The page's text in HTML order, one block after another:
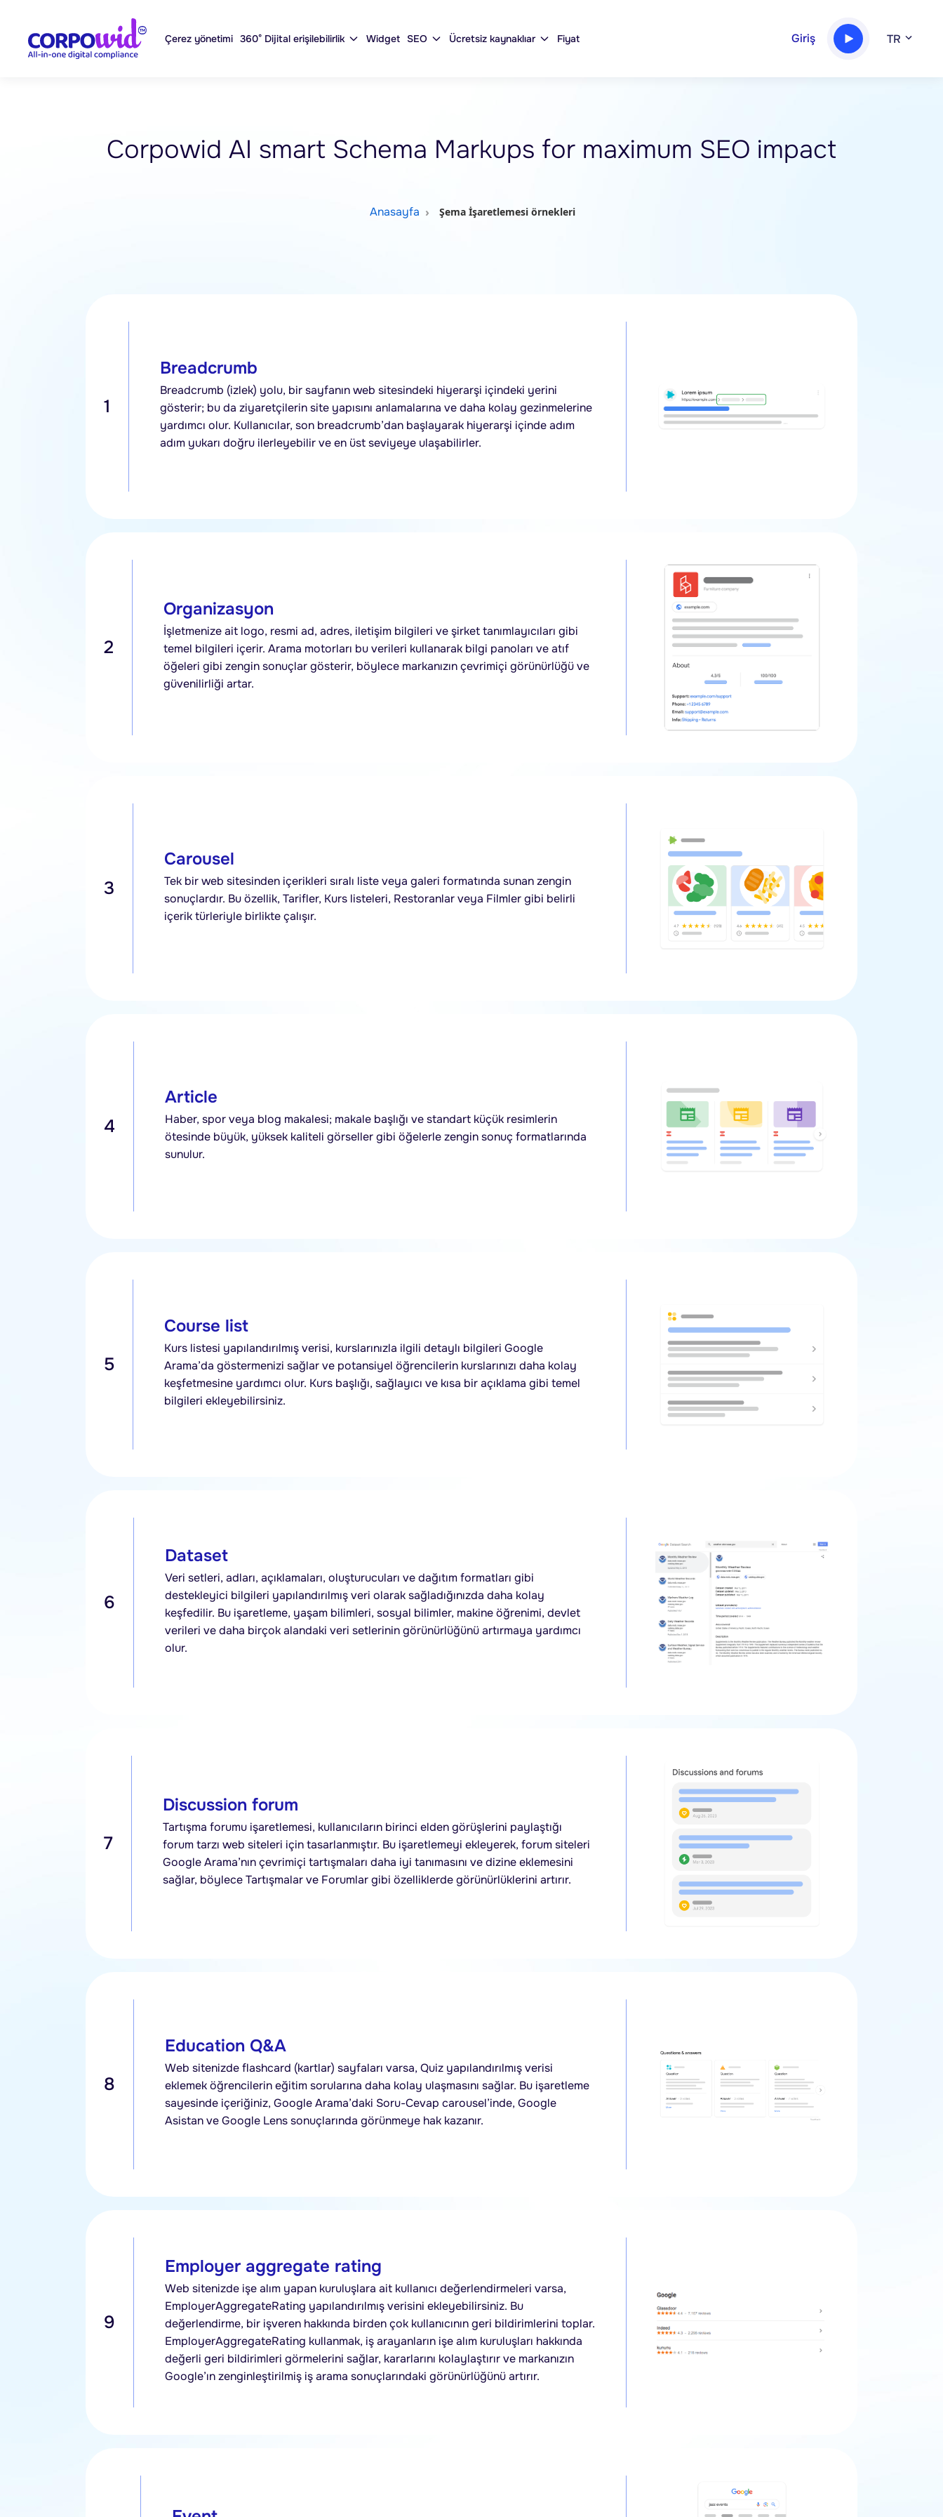
Çerez yönetimi 360° Dijital erişilebilirlik Widget SEO Ücretsiz kaynaklıar Fiyat Giriş TR
Corpowid AI smart Schema Markups for maximum SEO impact
Anasayfa Şema İşaretlemesi örnekleri
1
Breadcrumb
Breadcrumb (izlek) yolu, bir sayfanın web sitesindeki hiyerarşi içindeki yerini
gösterir; bu da ziyaretçilerin site yapısını anlamalarına ve daha kolay gezinmelerine
yardımcı olur. Kullanıcılar, son breadcrumb’dan başlayarak hiyerarşi içinde adım
adım yukarı doğru ilerleyebilir ve en üst seviyeye ulaşabilirler.
2
Organizasyon
İşletmenize ait logo, resmi ad, adres, iletişim bilgileri ve şirket tanımlayıcıları gibi
temel bilgileri içerir. Arama motorları bu verileri kullanarak bilgi panoları ve atıf
öğeleri gibi zengin sonuçlar gösterir, böylece markanızın çevrimiçi görünürlüğü ve
güvenilirliği artar.
3
Carousel
Tek bir web sitesinden içerikleri sıralı liste veya galeri formatında sunan zengin
sonuçlardır. Bu özellik, Tarifler, Kurs listeleri, Restoranlar veya Filmler gibi belirli
içerik türleriyle birlikte çalışır.
4
Article
Haber, spor veya blog makalesi; makale başlığı ve standart küçük resimlerin
ötesinde büyük, yüksek kaliteli görseller gibi öğelerle zengin sonuç formatlarında
sunulur.
5
Course list
Kurs listesi yapılandırılmış verisi, kurslarınızla ilgili detaylı bilgileri Google
Arama’da göstermenizi sağlar ve potansiyel öğrencilerin kurslarınızı daha kolay
keşfetmesine yardımcı olur. Kurs başlığı, sağlayıcı ve kısa bir açıklama gibi temel
bilgileri ekleyebilirsiniz.
6
Dataset
Veri setleri, adları, açıklamaları, oluşturucuları ve dağıtım formatları gibi
destekleyici bilgileri yapılandırılmış veri olarak sağladığınızda daha kolay
keşfedilir. Bu işaretleme, yaşam bilimleri, sosyal bilimler, makine öğrenimi, devlet
verileri ve daha birçok alandaki veri setlerinin görünürlüğünü artırmaya yardımcı
olur.
7
Discussion forum
Tartışma forumu işaretlemesi, kullanıcıların birinci elden görüşlerini paylaştığı
forum tarzı web siteleri için tasarlanmıştır. Bu işaretlemeyi ekleyerek, forum siteleri
Google Arama’nın çevrimiçi tartışmaları daha iyi tanımasını ve dizine eklemesini
sağlar, böylece Tartışmalar ve Forumlar gibi özelliklerde görünürlüklerini artırır.
8
Education Q&A
Web sitenizde flashcard (kartlar) sayfaları varsa, Quiz yapılandırılmış verisi
eklemek öğrencilerin eğitim sorularına daha kolay ulaşmasını sağlar. Bu işaretleme
sayesinde içeriğiniz, Google Arama’daki Soru-Cevap carousel’inde, Google
Asistan ve Google Lens sonuçlarında görünmeye hak kazanır.
9
Employer aggregate rating
Web sitenizde işe alım yapan kuruluşlara ait kullanıcı değerlendirmeleri varsa,
EmployerAggregateRating yapılandırılmış verisini ekleyebilirsiniz. Bu
değerlendirme, bir işveren hakkında birden çok kullanıcının geri bildirimlerini toplar.
EmployerAggregateRating kullanmak, iş arayanların işe alım kuruluşları hakkında
değerli geri bildirimleri görmelerini sağlar, kararlarını kolaylaştırır ve markanızın
Google’ın zenginleştirilmiş iş arama sonuçlarındaki görünürlüğünü artırır.